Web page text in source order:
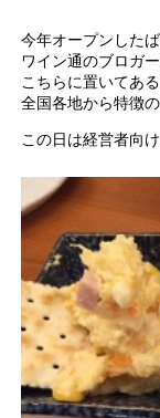
今年オープンした
ワイン通のブロガ
こちらに置いてあ
全国各地から特徴
この日は経営者向